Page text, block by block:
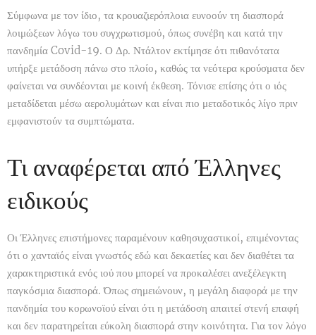
Σύμφωνα με τον ίδιο, τα κρουαζιερόπλοια ευνοούν τη διασπορά
λοιμώξεων λόγω του συγχρωτισμού, όπως συνέβη και κατά την
πανδημία Covid-19. Ο Δρ. Ντάλτον εκτίμησε ότι πιθανότατα
υπήρξε μετάδοση πάνω στο πλοίο, καθώς τα νεότερα κρούσματα δεν
φαίνεται να συνδέονται με κοινή έκθεση. Τόνισε επίσης ότι ο ιός
μεταδίδεται μέσω αερολυμάτων και είναι πιο μεταδοτικός λίγο πριν
εμφανιστούν τα συμπτώματα.
Τι αναφέρεται από Έλληνες
ειδικούς
Οι Έλληνες επιστήμονες παραμένουν καθησυχαστικοί, επιμένοντας
ότι ο χανταϊός είναι γνωστός εδώ και δεκαετίες και δεν διαθέτει τα
χαρακτηριστικά ενός ιού που μπορεί να προκαλέσει ανεξέλεγκτη
παγκόσμια διασπορά. Όπως σημειώνουν, η μεγάλη διαφορά με την
πανδημία του κορωνοϊού είναι ότι η μετάδοση απαιτεί στενή επαφή
και δεν παρατηρείται εύκολη διασπορά στην κοινότητα. Για τον λόγο